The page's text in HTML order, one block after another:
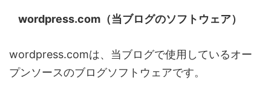
wordpress.com（当ブログのソフトウェア）
wordpress.comは、当ブログで使用しているオー
プンソースのブログソフトウェアです。